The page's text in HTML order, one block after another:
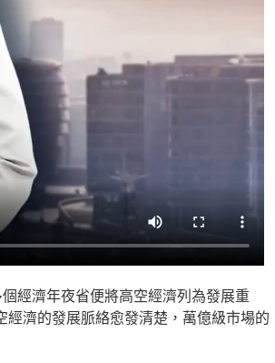
經濟年夜省便將高空經濟列為發展重
濟的發展脈絡愈發清楚，萬億級市場的